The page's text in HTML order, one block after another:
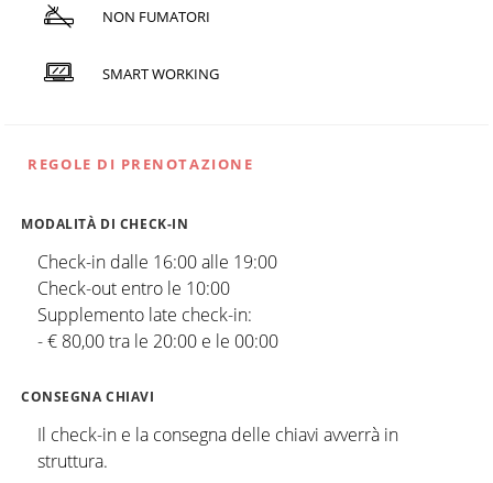
NON FUMATORI
SMART WORKING
REGOLE DI PRENOTAZIONE
MODALITÀ DI CHECK-IN
Check-in dalle 16:00 alle 19:00
Check-out entro le 10:00
Supplemento late check-in:
- € 80,00 tra le 20:00 e le 00:00
CONSEGNA CHIAVI
Il check-in e la consegna delle chiavi avverrà in
struttura.